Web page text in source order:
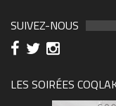
SUIVEZ-NOUS
LES SOIRÉES